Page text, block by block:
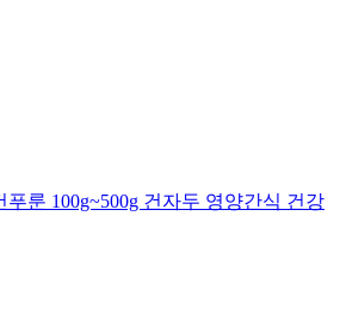
룬 100g~500g 건자두 영양간식 건강